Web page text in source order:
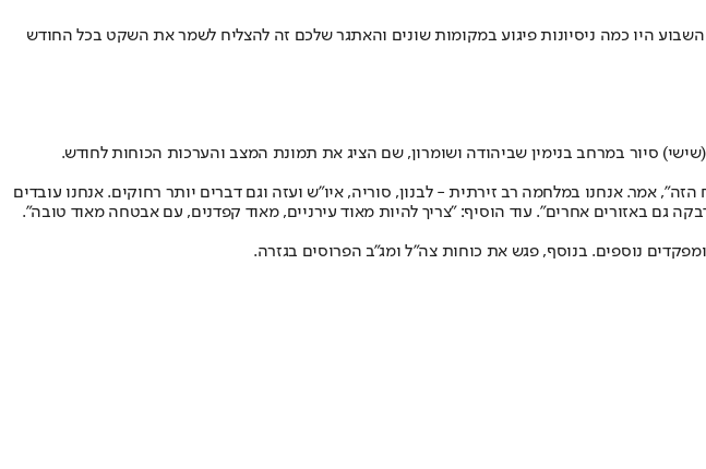
היו כמה ניסיונות פיגוע במקומות שונים והאתגר שלכם זה להצליח לשמר את השקט בכל החודש
סיור במרחב בנימין שביהודה ושומרון, שם הציג את תמונת המצב והערכות הכוחות לחודש.
אמר. אנחנו במלחמה רב זירתית - לבנון, סוריה, איו״ש ועזה וגם דברים יותר רחוקים. אנחנו עובדים
גם באזורים אחרים״. עוד הוסיף: "צריך להיות מאוד עירניים, מאוד קפדנים, עם אבטחה מאוד טובה".
נוספים. בנוסף, פגש את כוחות צה״ל ומג״ב הפרוסים בגזרה.